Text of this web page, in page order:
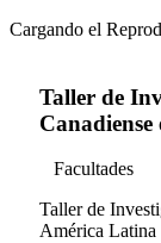
Cargando el
Taller de
Facultades
Taller de
América Latina